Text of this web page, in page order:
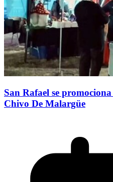
San Rafael se
Chivo De Malargüe